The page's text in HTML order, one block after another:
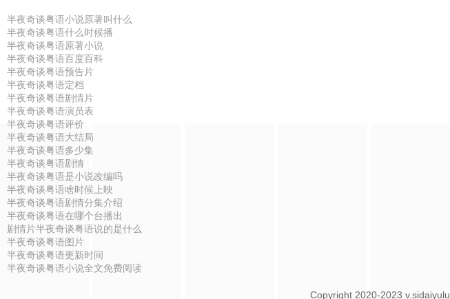
半夜奇谈粤语小说原著叫什么
半夜奇谈粤语什么时候播
半夜奇谈粤语原著小说
半夜奇谈粤语百度百科
半夜奇谈粤语预告片
半夜奇谈粤语定档
半夜奇谈粤语剧情片
半夜奇谈粤语演员表
半夜奇谈粤语评价
半夜奇谈粤语大结局
半夜奇谈粤语多少集
半夜奇谈粤语剧情
半夜奇谈粤语是小说改编吗
半夜奇谈粤语啥时候上映
半夜奇谈粤语剧情分集介绍
半夜奇谈粤语在哪个台播出
剧情片半夜奇谈粤语说的是什么
半夜奇谈粤语图片
半夜奇谈粤语更新时间
半夜奇谈粤语小说全文免费阅读
Copyright 2020-2023